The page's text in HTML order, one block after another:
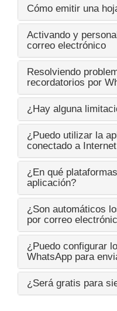
Cómo emitir una
Activando y
correo electrónico
Resolviendo
recordatorios por
¿Hay alguna
¿Puedo utilizar la
conectado a
¿En qué
aplicación?
¿Son automáticos
por correo
¿Puedo configurar
WhatsApp para
¿Será gratis para